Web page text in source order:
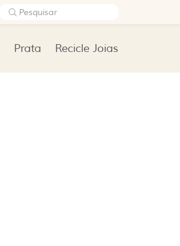
Prata Recicle Joias